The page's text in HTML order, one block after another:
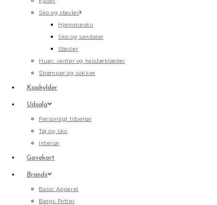
Sko og støvler
Hjemmesko
Sko og sandaler
Støvler
Huer, vanter og halstørklæder
Strømper og sokker
Kophylder
Udsalg
Personligt tilbehør
Tøj og sko
Interiør
Gavekort
Brands
Basic Apparel
Bergs Potter